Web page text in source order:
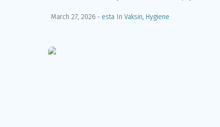
March 27, 2026 esta In Vaksin, Hygiene